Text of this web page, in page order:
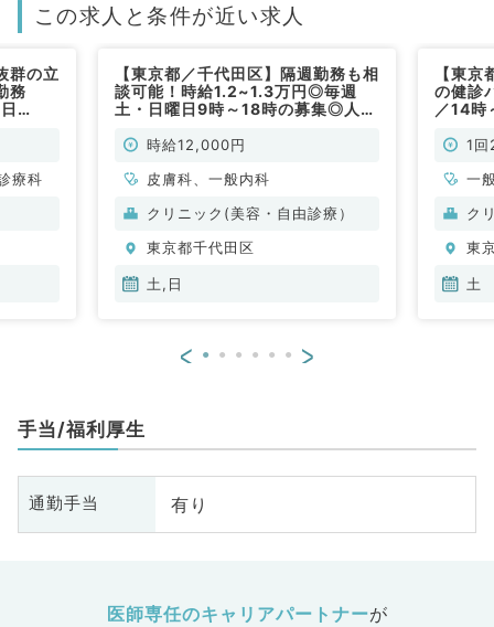
この求人と条件が近い求人
群の立
務
療科
【東京都／千代田区】隔週勤務も相
談可能！時給1.2~1.3万円◎毎週
土・日曜日9時～18時の募集◎人気
科・皮膚科／非常勤）
時給12,000円
皮膚科、一般内科
クリニック(美容・自由診療）
東京都千代田区
土,日
【東
の健診
／14
ニッ
1
一
ク
東
土
< >
手当/福利厚生
通勤手当 有り
医師専任のキャリアパートナーが